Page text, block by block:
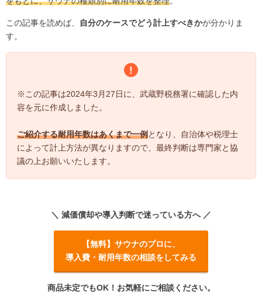
この記事を読めば、 自分のケースでどう計上すべきかが分かりま
す。
※この記事は2024年3月27日に、武蔵野税務署に確認した内
容を元に作成しました。
ご紹介する耐用年数はあくまで一例となり、自治体や税理士
によって計上方法が異なりますので、最終判断は専門家と協
議の上お願いいたします。
＼ 減価償却や導入判断で迷っている方へ ／
【無料】サウナのプロに、
導入費・耐用年数の相談をしてみる
商品未定でもOK！お気軽にご相談ください。